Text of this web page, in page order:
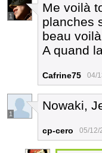
1
Me voilà
planches
beau
A quand
Cafrine75 04/
1
Nowaki,
cp-cero 05/12/